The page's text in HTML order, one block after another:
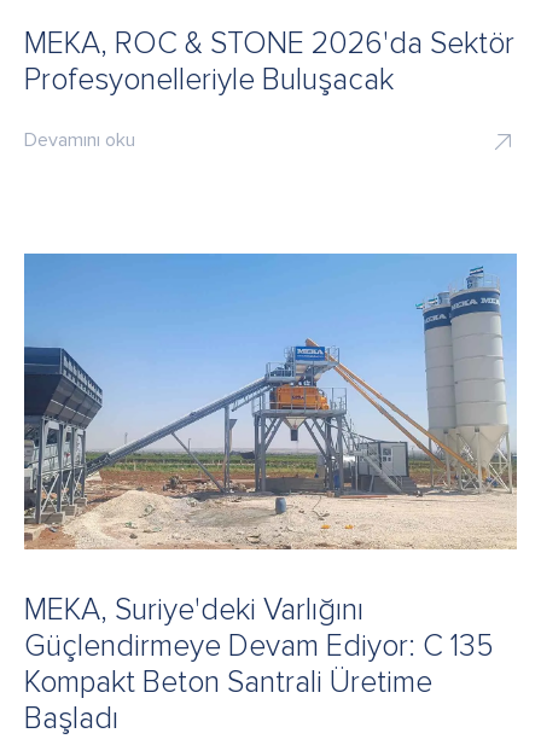
MEKA, ROC & STONE 2026'da Sektör
Profesyonelleriyle Buluşacak
Devamını oku
MEKA, Suriye'deki Varlığını
Güçlendirmeye Devam Ediyor: C 135
Kompakt Beton Santrali Üretime
Başladı